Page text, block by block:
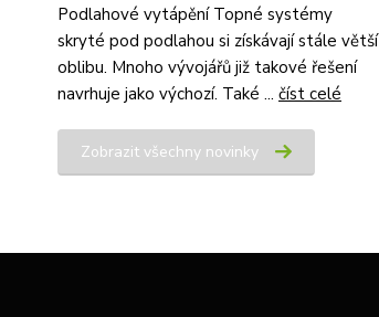
Podlahové vytápění Topné systémy
skryté pod podlahou si získávají stále větší
oblibu. Mnoho vývojářů již takové řešení
navrhuje jako výchozí. Také ... číst celé
Zobrazit všechny novinky